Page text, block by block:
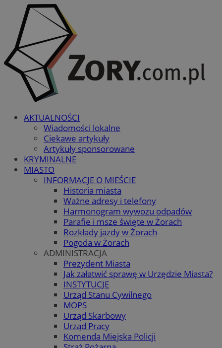
AKTUALNOŚCI
Wiadomości lokalne
Ciekawe artykuły
Artykuły sponsorowane
KRYMINALNE
MIASTO
INFORMACJE O MIEŚCIE
Historia miasta
Ważne adresy i telefony
Harmonogram wywozu odpadów
Parafie i msze święte w Żorach
Rozkłady jazdy w Żorach
Pogoda w Żorach
ADMINISTRACJA
Prezydent Miasta
Jak załatwić sprawę w Urzędzie Miasta?
INSTYTUCJE
Urząd Stanu Cywilnego
MOPS
Urząd Skarbowy
Urząd Pracy
Komenda Miejska Policji